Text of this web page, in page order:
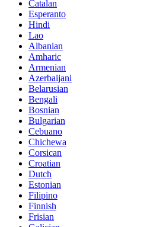
Catalan
Esperanto
Hindi
Lao
Albanian
Amharic
Armenian
Azerbaijani
Belarusian
Bengali
Bosnian
Bulgarian
Cebuano
Chichewa
Corsican
Croatian
Dutch
Estonian
Filipino
Finnish
Frisian